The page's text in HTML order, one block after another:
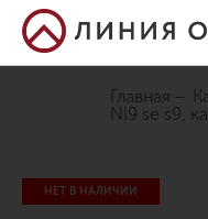
Главная
nl9 se s9,
НЕТ В НАЛИЧИИ